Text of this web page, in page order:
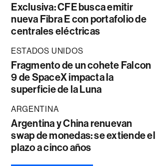
Exclusiva: CFE busca emitir
nueva Fibra E con portafolio de
centrales eléctricas
ESTADOS UNIDOS
Fragmento de un cohete Falcon
9 de SpaceX impacta la
superficie de la Luna
ARGENTINA
Argentina y China renuevan
swap de monedas: se extiende el
plazo a cinco años